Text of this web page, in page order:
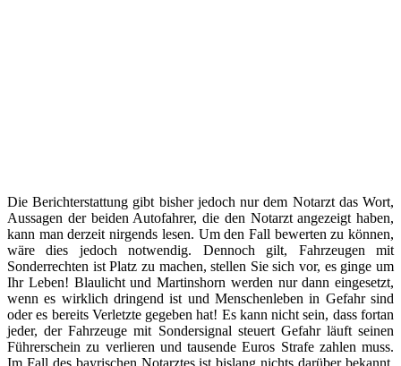
Die Berichterstattung gibt bisher jedoch nur dem Notarzt das Wort,
Aussagen der beiden Autofahrer, die den Notarzt angezeigt haben,
kann man derzeit nirgends lesen. Um den Fall bewerten zu können,
wäre dies jedoch notwendig. Dennoch gilt, Fahrzeugen mit
Sonderrechten ist Platz zu machen, stellen Sie sich vor, es ginge um
Ihr Leben! Blaulicht und Martinshorn werden nur dann eingesetzt,
wenn es wirklich dringend ist und Menschenleben in Gefahr sind
oder es bereits Verletzte gegeben hat! Es kann nicht sein, dass fortan
jeder, der Fahrzeuge mit Sondersignal steuert Gefahr läuft seinen
Führerschein zu verlieren und tausende Euros Strafe zahlen muss.
Im Fall des bayrischen Notarztes ist bislang nichts darüber bekannt,